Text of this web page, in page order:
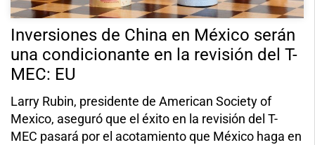
Inversiones de China en México serán
una condicionante en la revisión del T-
MEC: EU
Larry Rubin, presidente de American Society of
Mexico, aseguró que el éxito en la revisión del T-
MEC pasará por el acotamiento que México haga en